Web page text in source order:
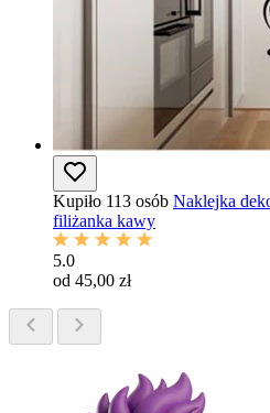
Kupiło 113 osób Naklejka
filiżanka kawy
5.0
od 45,00 zł